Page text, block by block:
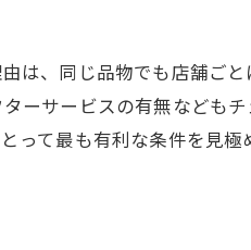
は、同じ品物でも店舗ご
ーサービスの有無なども
って最も有利な条件を見極